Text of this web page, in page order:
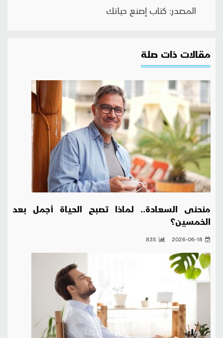
المصدر: كتاب إصنع حياتك
مقالات ذات صلة
منحنى السعادة.. لماذا تصبح الحياة أجمل بعد
الخمسين؟
2026-06-18
835